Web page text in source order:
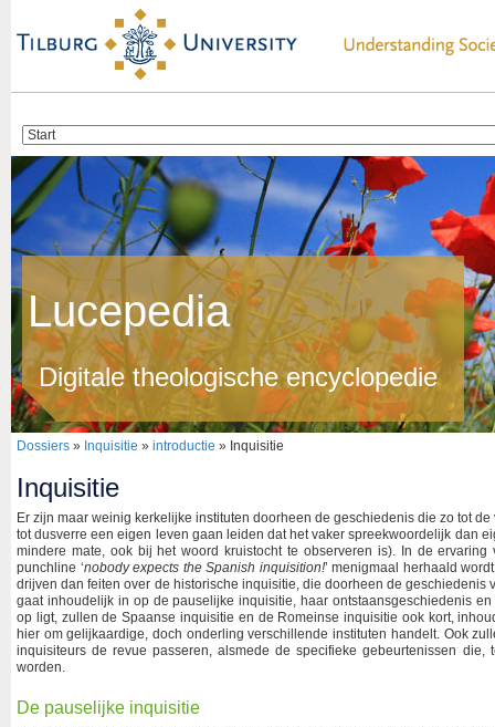
Lucepedia
Digitale theologische encyclopedie
Dossiers » Inquisitie » introductie » Inquisitie
Inquisitie
Er zijn maar weinig kerkelijke instituten doorheen de geschiedenis die zo tot
tot dusverre een eigen leven gaan leiden dat het vaker spreekwoordelijk dan
mindere mate, ook bij het woord kruistocht te observeren is). In de
punchline ‘nobody expects the Spanish inquisition!’ menigmaal herhaald
drijven dan feiten over de historische inquisitie, die doorheen de
gaat inhoudelijk in op de pauselijke inquisitie, haar ontstaansgeschiedenis
op ligt, zullen de Spaanse inquisitie en de Romeinse inquisitie ook kort,
hier om gelijkaardige, doch onderling verschillende instituten handelt. Ook
inquisiteurs de revue passeren, alsmede de specifieke gebeurtenissen die,
worden.
De pauselijke inquisitie